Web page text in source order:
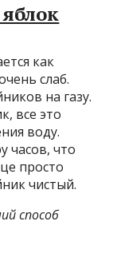
как
слаб.
на газу.
все это
воду.
часов, что
просто
чистый.
способ